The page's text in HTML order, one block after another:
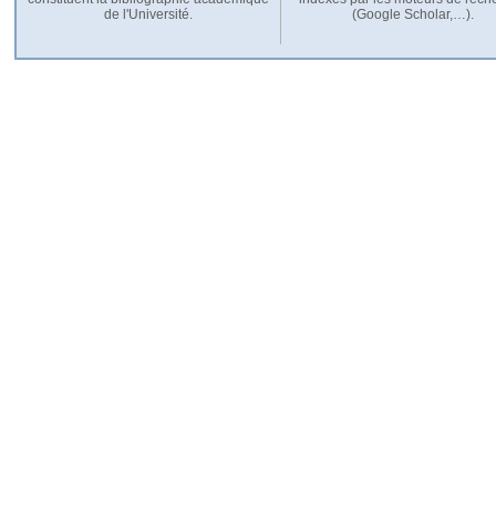
de l'Université.
(Google Scholar,…).